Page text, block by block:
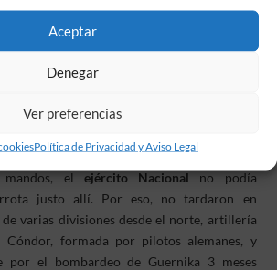
Aceptar
Denegar
Ver preferencias
Política de Privacidad y Aviso Legal
republicano cogió por sorpresa a los
el lugar con muy pocos efectivos. Los
71,formada en su mayoría por falangistas y
encargarían de esa inútil defensa. El 6 de
estaba rodeado. La alarma corrió entre las
Brunete, más que estratégico, era político y,
el ejército Nacional no podía
justo allí. Por eso, no tardaron en
varias divisiones desde el norte, artillería
Cóndor, formada por pilotos alemanes, y
por el bombardeo de Guernika 3 meses